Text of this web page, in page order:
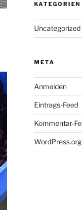
KATEGORIEN
Uncategorized
META
Anmelden
Eintrags-Feed
Kommentar-
WordPress.org